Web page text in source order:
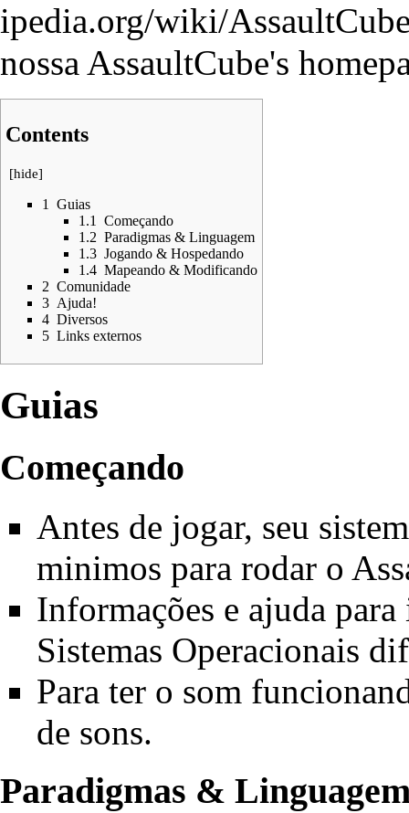
nossa AssaultCube's
Contents
[hide]
1
Guias
1.1
Começando
1.2 Paradigmas & Linguagem
1.3 Jogando & Hospedando
1.4 Mapeando & Modificando
2 Comunidade
3 Ajuda!
4 Diversos
5 Links externos
Guias
Começando
Antes de jogar, seu
minimos para rodar o
Informações e ajuda para
Sistemas Operacionais
Para ter o som
de sons.
Paradigmas &